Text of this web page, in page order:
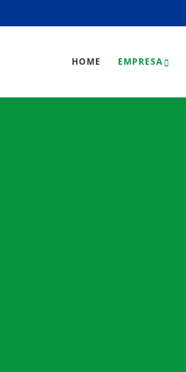
HOME EMPRESA